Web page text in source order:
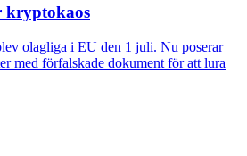
kryptokaos
olagliga i EU den 1 juli. Nu poserar
med förfalskade dokument för att lura